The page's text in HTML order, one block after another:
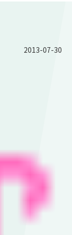
2013-07-30